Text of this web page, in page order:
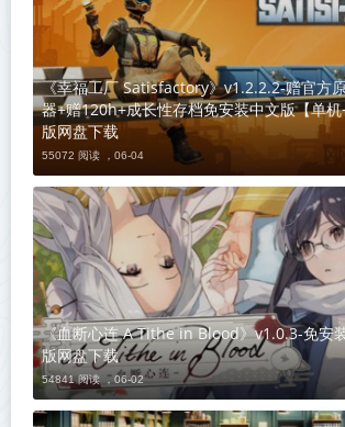
《幸福工厂 Satisfactory》v1.2.2.2-赠官方
器+赠120h+成长性存档免安装中文版【单
版网盘下载
55072 阅读 ， 06-04
《血断心连 A Tithe in Blood》v1.0.3-免安
版网盘下载
54841 阅读 ， 06-02